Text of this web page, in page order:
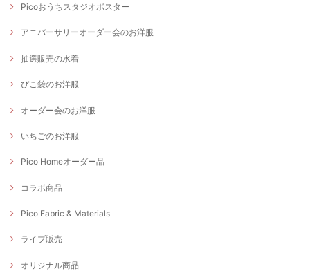
Picoおうちスタジオポスター
アニバーサリーオーダー会のお洋服
抽選販売の水着
ぴこ袋のお洋服
オーダー会のお洋服
いちごのお洋服
Pico Homeオーダー品
コラボ商品
Pico Fabric & Materials
ライブ販売
オリジナル商品